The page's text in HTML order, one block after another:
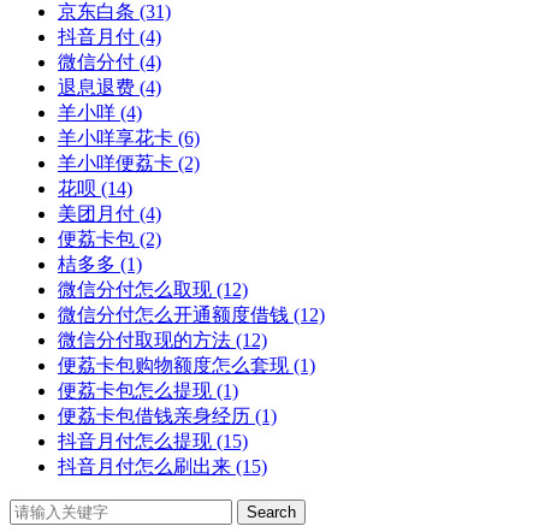
京东白条 (31)
抖音月付 (4)
微信分付 (4)
退息退费 (4)
羊小咩 (4)
羊小咩享花卡 (6)
羊小咩便荔卡 (2)
花呗 (14)
美团月付 (4)
便荔卡包 (2)
桔多多 (1)
微信分付怎么取现 (12)
微信分付怎么开通额度借钱 (12)
微信分付取现的方法 (12)
便荔卡包购物额度怎么套现 (1)
便荔卡包怎么提现 (1)
便荔卡包借钱亲身经历 (1)
抖音月付怎么提现 (15)
抖音月付怎么刷出来 (15)
Search